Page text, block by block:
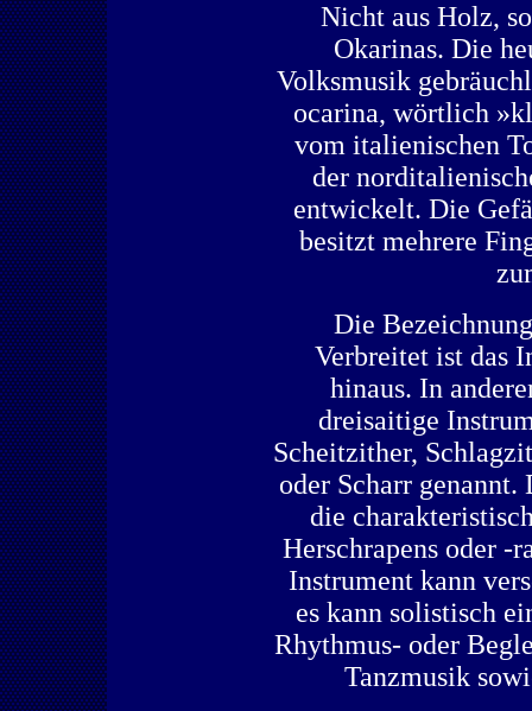
Nicht aus Holz,
Okarinas. Die
Volksmusik
ocarina, wörtlich
vom italienischen
der
entwickelt. Die
besitzt mehrere
Die
Verbreitet ist das
hinaus. In
dreisaitige
Scheitzither,
oder Scharr
die
Herschrapens oder -
Instrument kann
es kann solistisch
Rhythmus- oder
Tanzmusik